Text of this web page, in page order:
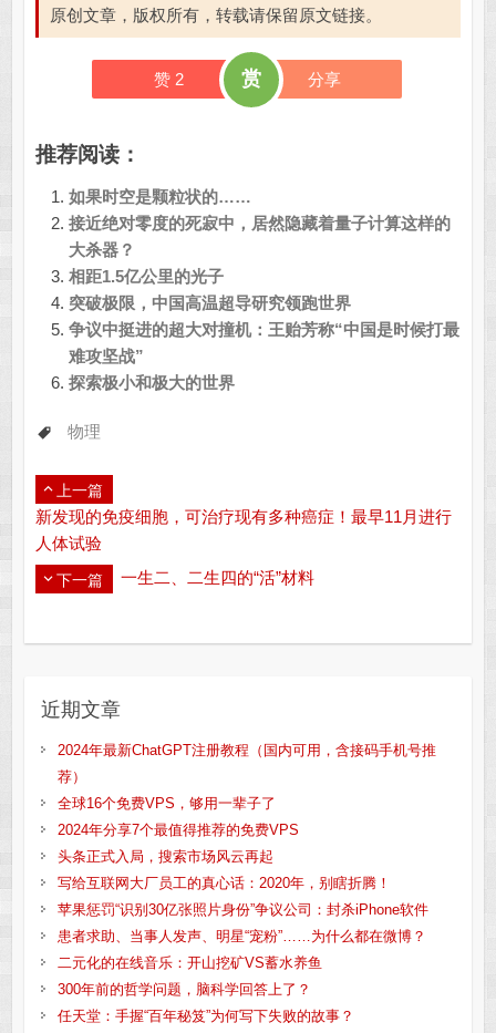
原创文章，版权所有，转载请保留原文链接。
赞 2 赏 分享
推荐阅读：
如果时空是颗粒状的……
接近绝对零度的死寂中，居然隐藏着量子计算这样的
大杀器？
相距1.5亿公里的光子
突破极限，中国高温超导研究领跑世界
争议中挺进的超大对撞机：王贻芳称“中国是时候打最
难攻坚战”
探索极小和极大的世界
物理
上一篇
新发现的免疫细胞，可治疗现有多种癌症！最早11月进行
人体试验
下一篇 一生二、二生四的“活”材料
近期文章
2024年最新ChatGPT注册教程（国内可用，含接码手机号推
荐）
全球16个免费VPS，够用一辈子了
2024年分享7个最值得推荐的免费VPS
头条正式入局，搜索市场风云再起
写给互联网大厂员工的真心话：2020年，别瞎折腾！
苹果惩罚“识别30亿张照片身份”争议公司：封杀iPhone软件
患者求助、当事人发声、明星“宠粉”……为什么都在微博？
二元化的在线音乐：开山挖矿VS蓄水养鱼
300年前的哲学问题，脑科学回答上了？
任天堂：手握“百年秘笈”为何写下失败的故事？